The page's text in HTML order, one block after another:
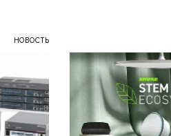
НОВОСТЬ